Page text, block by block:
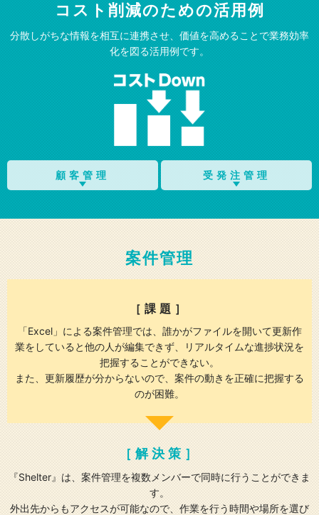
コスト削減のための活用例
分散しがちな情報を相互に連携させ、 価値を高めることで業務効率
化を図る活用例です。
顧客管理 受発注管理
案件管理
［課題］
「Excel」による案件管理では、誰かがファイルを開いて更新作
業をしていると他の人が編集できず、リアルタイムな進捗状況を
把握することができない。
また、更新履歴が分からないので、案件の動きを正確に把握する
のが困難。
［解決策］
『Shelter』は、案件管理を複数メンバーで同時に行うことができま
す。
外出先からもアクセスが可能なので、作業を行う時間や場所を選び